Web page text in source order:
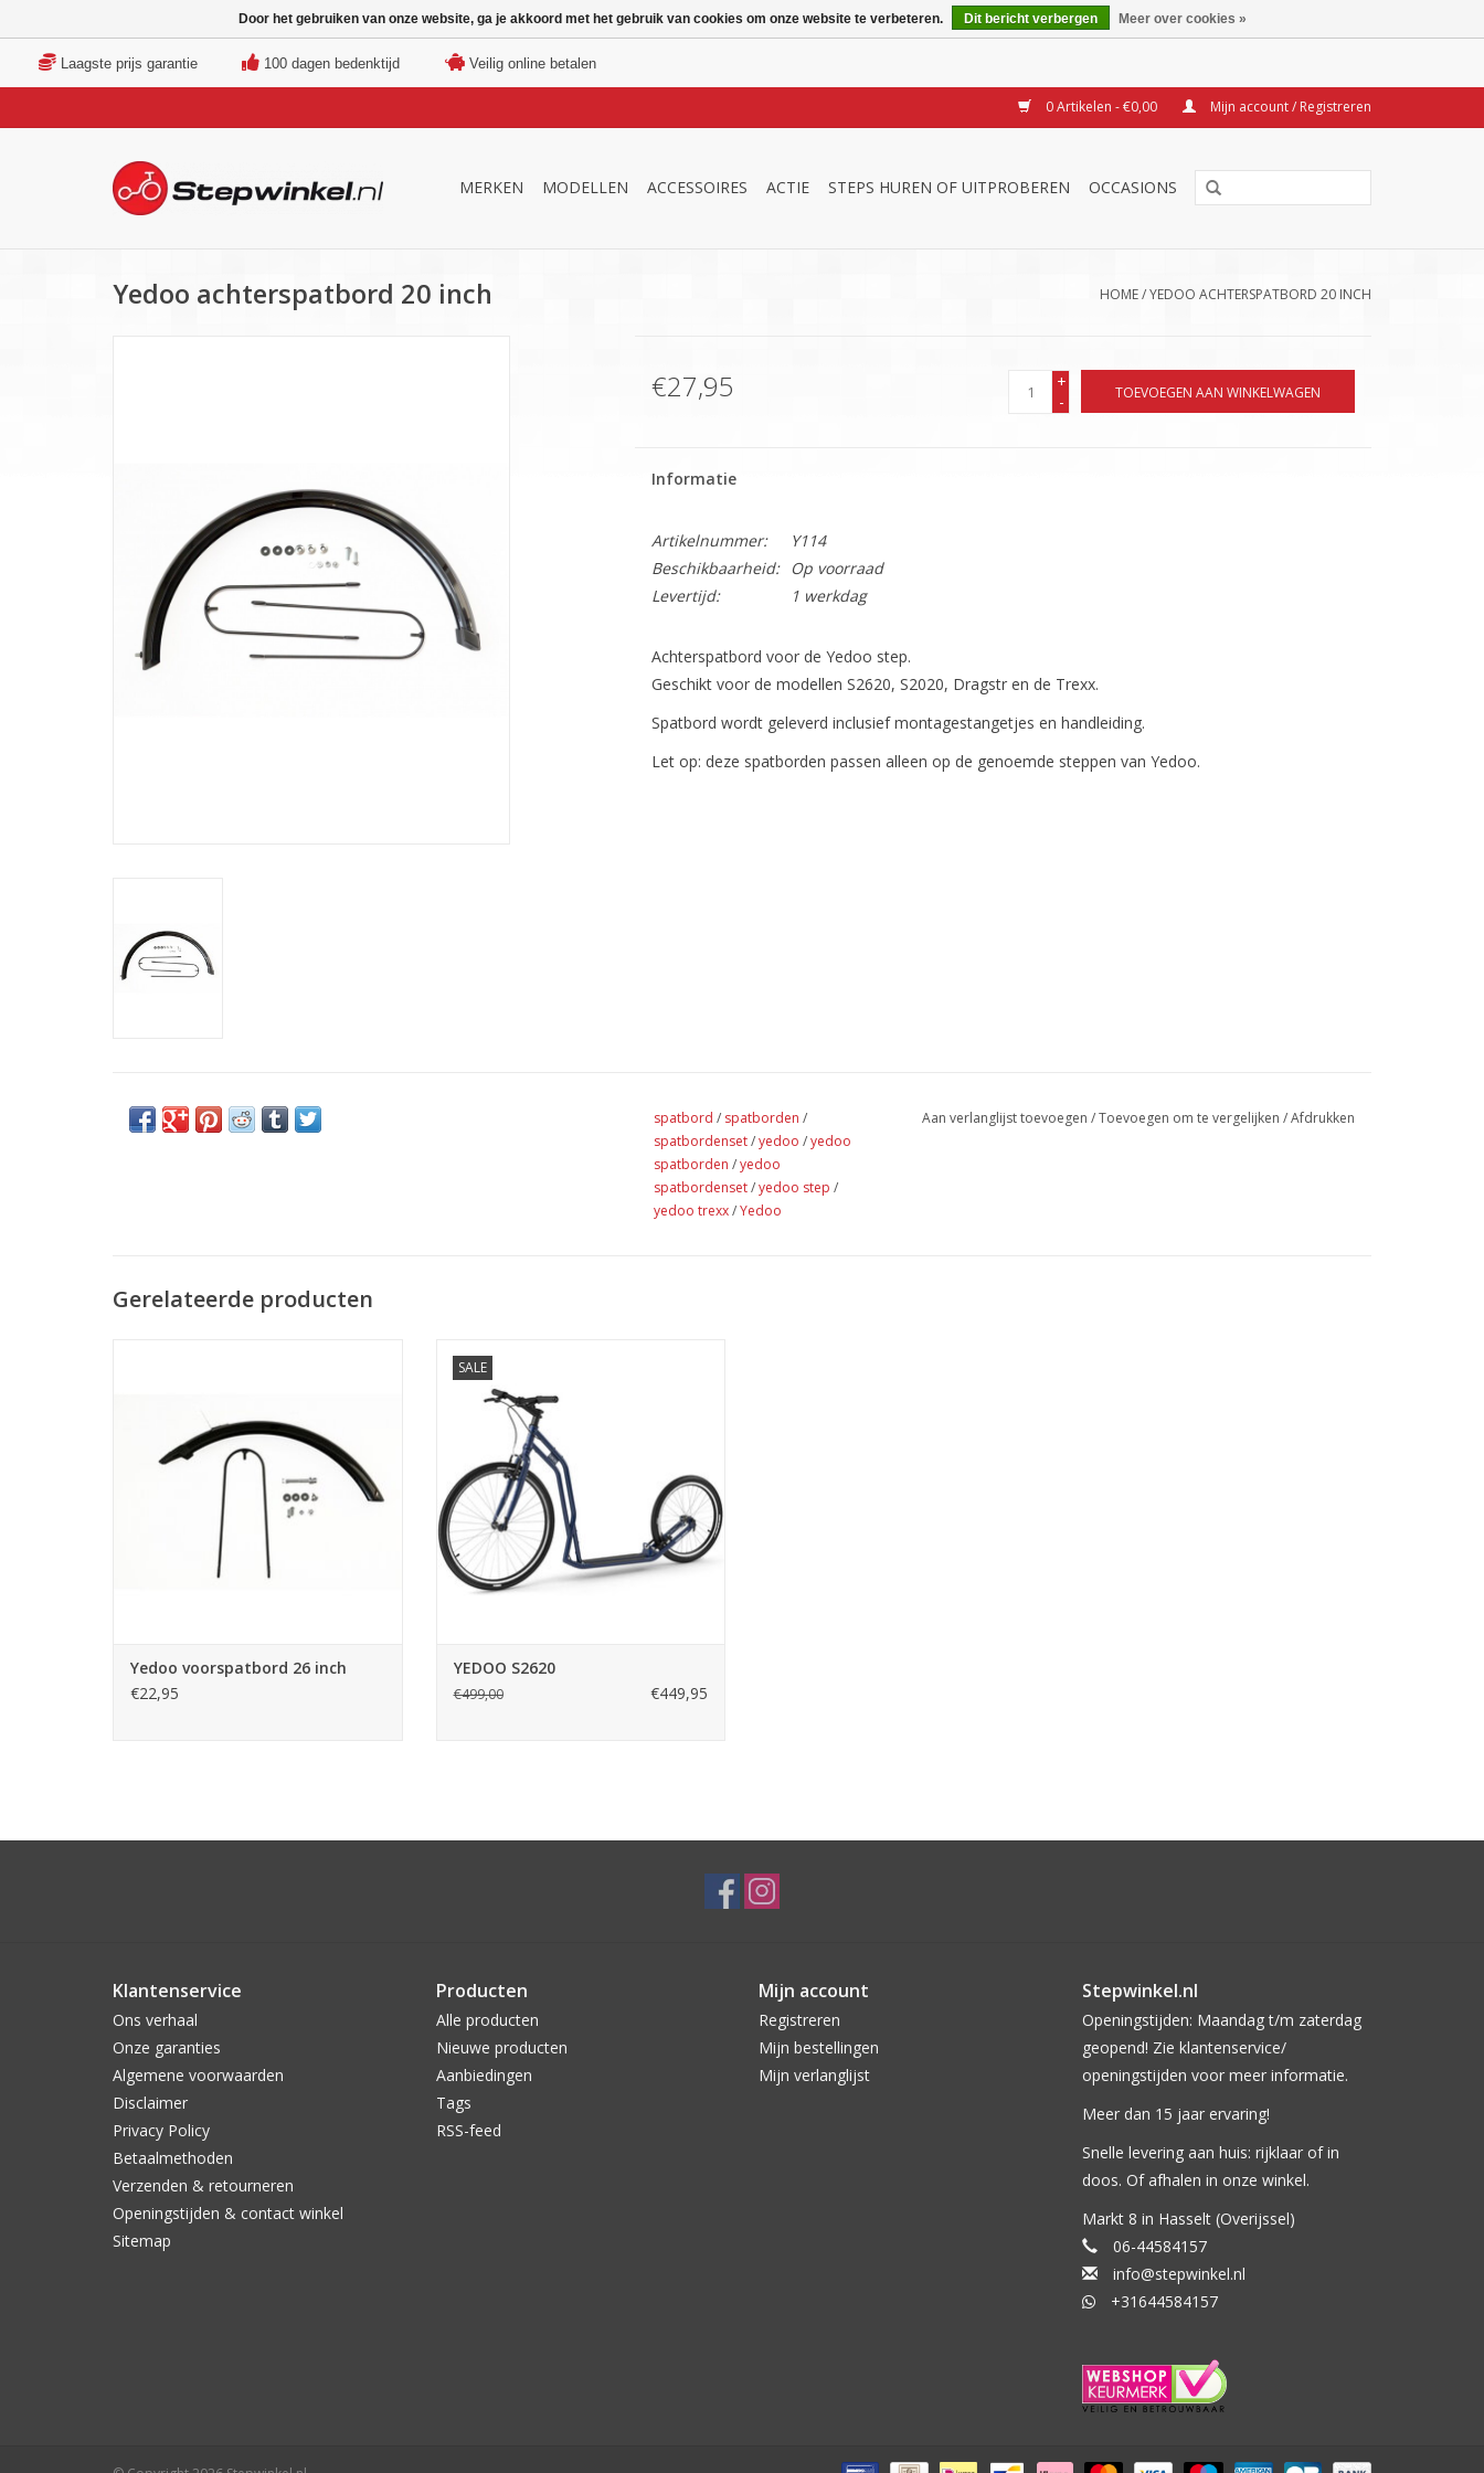
Laagste prijs garantie 100 dagen bedenktijd Veilig online betalen
0 Artikelen - €0,00 Mijn account / Registreren
MERKEN MODELLEN ACCESSOIRES ACTIE STEPS HUREN OF UITPROBEREN OCCASIONS
Yedoo achterspatbord 20 inch HOME/YEDOO ACHTERSPATBORD 20 INCH
€27,95
+
-
TOEVOEGEN AAN WINKELWAGEN
Informatie
Artikelnummer:
Y114
Beschikbaarheid:
Op voorraad
Levertijd:
1 werkdag
Achterspatbord voor de Yedoo step.
Geschikt voor de modellen S2620, S2020, Dragstr en de Trexx.
Spatbord wordt geleverd inclusief montagestangetjes en handleiding.
Let op: deze spatborden passen alleen op de genoemde steppen van Yedoo.
spatbord / spatborden /
spatbordenset/yedoo /yedoo
spatborden /yedoo
spatbordenset/yedoo step /
yedoo trexx/Yedoo
Aan verlanglijst toevoegen /Toevoegen om te vergelijken /Afdrukken
Gerelateerde producten
TOEVOEGEN AAN WINKELWAGEN
Yedoo voorspatbord 26 inch
€22,95
SALE
TOEVOEGEN AAN WINKELWAGEN
YEDOO S2620
€499,00 €449,95
Klantenservice
Ons verhaal
Onze garanties
Algemene voorwaarden
Disclaimer
Privacy Policy
Betaalmethoden
Verzenden & retourneren
Openingstijden & contact winkel
Sitemap
Producten
Alle producten
Nieuwe producten
Aanbiedingen
Tags
RSS-feed
Mijn account
Registreren
Mijn bestellingen
Mijn verlanglijst
Stepwinkel.nl
Openingstijden: Maandag t/m zaterdag
geopend! Zie klantenservice/
openingstijden voor meer informatie.
Meer dan 15 jaar ervaring!
Snelle levering aan huis: rijklaar of in
doos. Of afhalen in onze winkel.
Markt 8 in Hasselt (Overijssel)
06-44584157
info@stepwinkel.nl
+31644584157
Door het gebruiken van onze website, ga je akkoord met het gebruik van cookies om onze website te verbeteren. Dit bericht verbergen Meer over cookies »